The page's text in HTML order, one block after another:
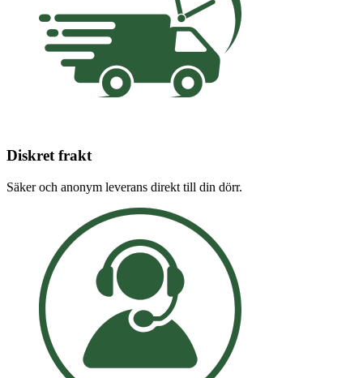
Diskret frakt
Säker och anonym leverans direkt till din dörr.